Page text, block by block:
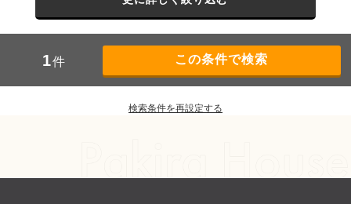
1件
検索条件を再設定する